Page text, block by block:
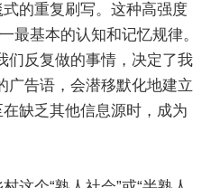
的重复刷写。这种高强度
最基本的认知和记忆规律。
们反复做的事情，决定了我
广告语，会潜移默化地建立
缺乏其他信息源时，成为